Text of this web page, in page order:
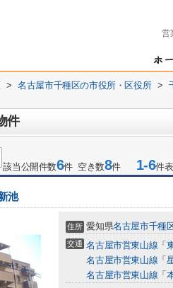
営
> 名古屋市千種区の市役所・区役所 >
件
該当公開件数6件 空き数8件 1-6件
池
住所 愛知県名古屋市千種
交通 名古屋市営東山線 「
名古屋市営東山線 「
名古屋市営東山線 「